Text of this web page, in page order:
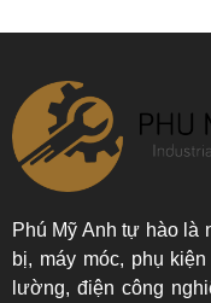
Phú Mỹ Anh tự hào là
bị, máy móc, phụ
lường, điện công